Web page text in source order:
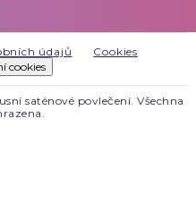
údajů
Cookies
cookies
saténové povlečení. Všechna